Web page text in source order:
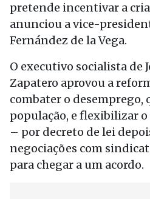
pretende incentivar a
anunciou a vice-
Fernández de la Vega.
O executivo socialista de
Zapatero aprovou a
combater o desemprego,
população, e flexibilizar
– por decreto de lei
negociações com
para chegar a um acordo.